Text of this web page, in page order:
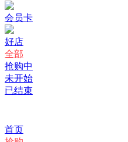
会员卡
好店
全部
抢购中
未开始
已结束
首页